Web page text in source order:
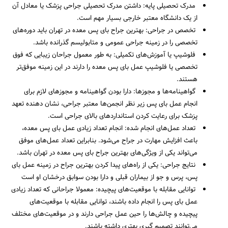
جستجو
مدرک تحصیلی پایه‎: داشتن مدرک تحصیلی جراحی پزشک یا معادل آن
از یک دانشگاه معتبر خارجی بسیار مهم است.
تخصص در جراحی: بهترین جراح بای پس معده در تهران باید دوره‌های
تخصصی را در زمینه جراحی عمومی و متابولیسم گذرانده باشد.
فلوشیپ یا آموزش‌های تکمیلی‎: به طور معمول جراحان زیبایی که فوق
تخصصی یا فلوشیپ عمل بای پس معده را دارند در این زمینه موفق‌تر
هستند.
گواهینامه‌ها و مجوزها‎: دارا بودن گواهینامه و مجوزهای لازم برای
انجام عمل بای پس زیر نظر انجمن‌ها معتبر جراحی، نشان دهنده تعهد
پزشک برای رعایت کردن استانداردهای بالای جراحی است.
تعداد عمل‌های انجام شده: انجام تعداد زیادی عمل بای پس معده،
باعث افزایش مهارت در جراح می‌شود. بنابراین تعداد عمل‌های موفق
می‌تواند یکی از ویژگی‌های بهترین جراح بای پس معده در تهران باشد.
نتایج جراحی‎: یکی از راه‌های پیدا کردن بهترین جراح در زمینه عمل بای
پس، پرس و جو از بیماران قبلی و دارا بودن سوابق درخشان او است
توانایی مقابله با موقعیت‌های پیچیده: معمولا جراحانی که تعداد زیادی
عمل بای پس را انجام داده باشند، توانایی مقابله با موقعیت‌های
پیچیده و چالش‌ها را حین عمل جراحی دارند و در موقعیت‌های مختلف